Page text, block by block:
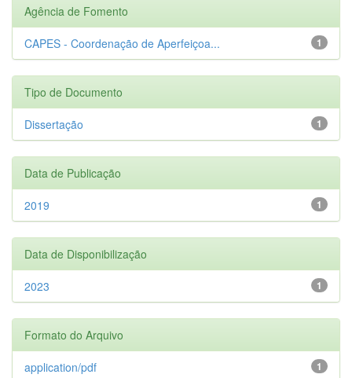
Agência de Fomento
1
CAPES - Coordenação de Aperfeiçoa...
Tipo de Documento
1
Dissertação
Data de Publicação
1
2019
Data de Disponibilização
1
2023
Formato do Arquivo
1
application/pdf